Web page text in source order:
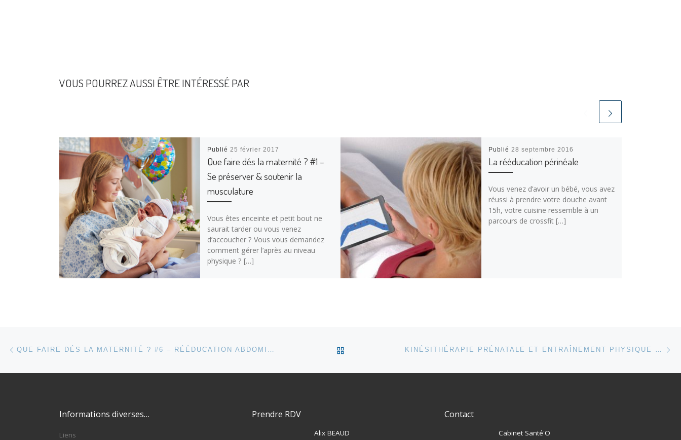
VOUS POURREZ AUSSI ÊTRE INTÉRESSÉ PAR
Publié 25 février 2017
Que faire dés la maternité ? #1 –
Se préserver & soutenir la
musculature
Vous êtes enceinte et petit bout ne
saurait tarder ou vous venez
d’accoucher ? Vous vous demandez
comment gérer l’après au niveau
physique ? […]
Publié 28 septembre 2016
La rééducation périnéale
Vous venez d’avoir un bébé, vous avez
réussi à prendre votre douche avant
15h, votre cuisine ressemble à un
parcours de crossfit […]
Parcourir les articles QUE FAIRE DÉS LA MATERNITÉ ? #6 – RÉÉDUCATION ABDOMINALE RETOUR À LA LISTE DES ARTICLES KINÉSITHÉRAPIE PRÉNATALE ET ENTRAÎNEMENT PHYSIQUE À L’ACCOUCHEMENT
Informations diverses…
Liens
Prendre RDV
Alix BEAUD
Contact
Cabinet Santé'O